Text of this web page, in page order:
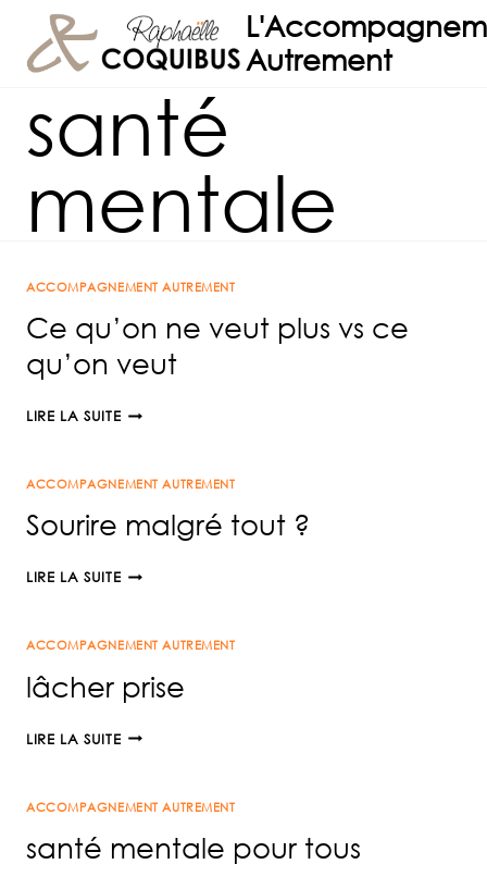
contenu
Autrement
santé
mentale
ACCOMPAGNEMENT AUTREMENT
Ce qu’on ne veut plus vs ce
qu’on veut
LIRE LA SUITECE
VEUT
VS
QU’ON
ACCOMPAGNEMENT AUTREMENT
Sourire malgré tout ?
LIRE LA SUITESOURIRE
?
ACCOMPAGNEMENT AUTREMENT
lâcher prise
LIRE LA SUITELÂCHER
ACCOMPAGNEMENT AUTREMENT
santé mentale pour tous